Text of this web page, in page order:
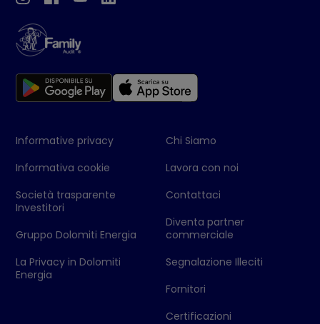
Informative privacy
Informativa cookie
Società trasparente
Investitori
Gruppo Dolomiti Energia
La Privacy in Dolomiti
Energia
Chi Siamo
Lavora con noi
Contattaci
Diventa partner
commerciale
Segnalazione Illeciti
Fornitori
Certificazioni